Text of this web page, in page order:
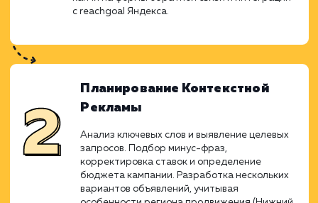
корректировку ставок. Совместными
сайта, но и преобразовать каждый
потенциальную сделку, работая
качественным и продуманным
чтобы удовлетворить потребности
данном регионе.